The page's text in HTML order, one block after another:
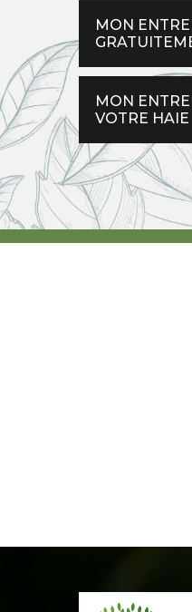
MON
MON
VOTRE HAIE